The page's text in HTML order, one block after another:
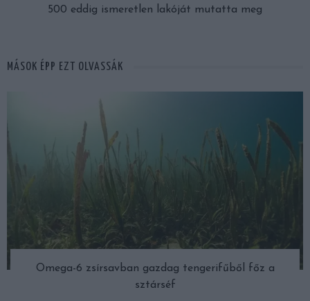
500 eddig ismeretlen lakóját mutatta meg
MÁSOK ÉPP EZT OLVASSÁK
Omega-6 zsírsavban gazdag tengerifűből főz a
sztárséf